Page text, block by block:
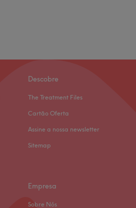
Descobre
The Treatment Files
Cartão Oferta
Assine a nossa newsletter
Sitemap
Empresa
Sobre Nós